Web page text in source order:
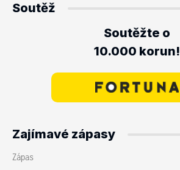
Soutěž
Soutěžte o
10.000 korun!
Zajímavé zápasy
Zápas